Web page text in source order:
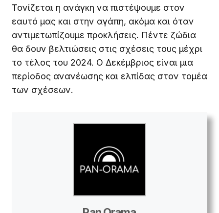
Τονίζεται η ανάγκη να πιστέψουμε στον
εαυτό μας και στην αγάπη, ακόμα και όταν
αντιμετωπίζουμε προκλήσεις. Πέντε ζώδια
θα δουν βελτιώσεις στις σχέσεις τους μέχρι
το τέλος του 2024. Ο Δεκέμβριος είναι μια
περίοδος ανανέωσης και ελπίδας στον τομέα
των σχέσεων.